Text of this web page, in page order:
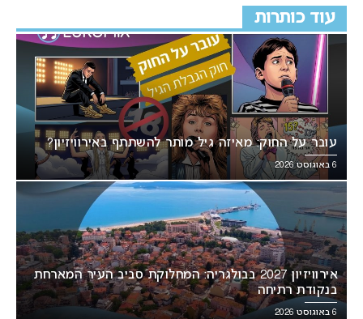
עוד כותרות
עובר על החוק: מאיזה גיל מותר להשתתף באירוויזיון?
6 באוגוסט 2026
אירוויזיון 2027 בבולגריה: המחלוקת סביב העיר המארחת
בנקודת רתיחה
6 באוגוסט 2026